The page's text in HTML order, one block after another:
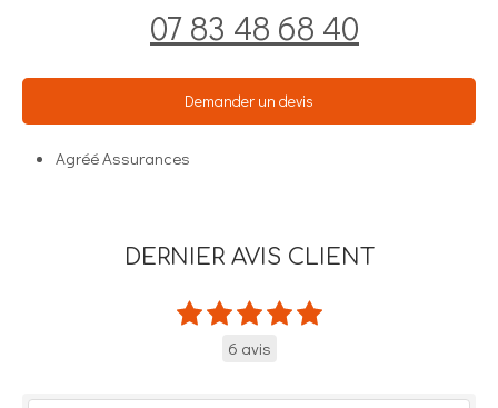
07 83 48 68 40
Demander un devis
Agréé Assurances
DERNIER AVIS CLIENT
6 avis